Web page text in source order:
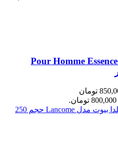
اسپری مردانه اینتسا مدل Pour Homme Essence
قیمت اصلی: 850,000 تومان